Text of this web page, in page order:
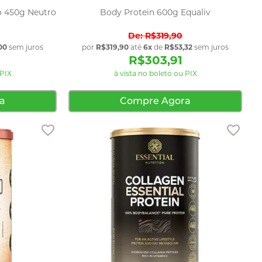
450g Neutro
sem juros
Body Protein 600g Equaliv
R$319,90
por R$319,90 até6x de R$53,32 sem juros
R$303,91
à vista no boleto ou PIX
Compre Agora
Adicionar aos favoritos